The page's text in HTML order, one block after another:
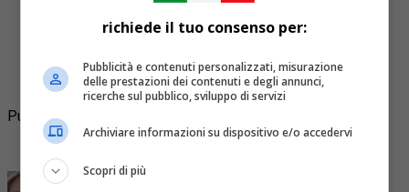
Addio Lollo, mondo del cinema in lutto
Morta Gina Lollobrigida detta Lollo, una delle più
grandi interpreti del cinema italiano
Pubblicità
I più letti
richiede il tuo consenso per:
Pubblicità e contenuti personalizzati, misurazione
delle prestazioni dei contenuti e degli annunci,
ricerche sul pubblico, sviluppo di servizi
Archiviare informazioni su dispositivo e/o accedervi
Scopri di più